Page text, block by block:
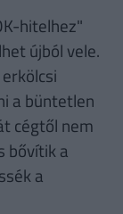
hitelhez"
újból vele.
a büntetlen
cégtől nem
bővítik a
a